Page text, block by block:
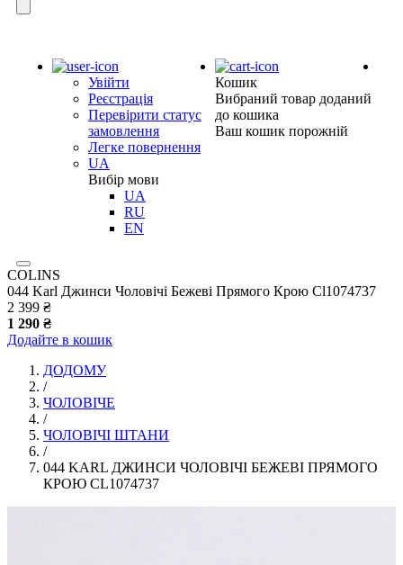
Увійти
Реєстрація
Перевірити статус
замовлення
Легке повернення
UA
Вибір мови
UA
RU
EN
Кошик
Вибраний товар доданий
до кошика
Ваш кошик порожній
COLINS
044 Karl Джинси Чоловічі Бежеві Прямого Крою Cl1074737
2 399 ₴
1 290 ₴
Додайте в кошик
ДОДОМУ
/
ЧОЛОВІЧЕ
/
ЧОЛОВІЧІ ШТАНИ
/
044 KARL ДЖИНСИ ЧОЛОВІЧІ БЕЖЕВІ ПРЯМОГО
КРОЮ CL1074737